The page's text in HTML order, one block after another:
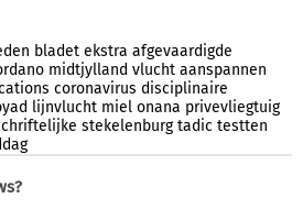
bladet ekstra afgevaardigde
midtjylland vlucht aanspannen
coronavirus disciplinaire
lijnvlucht miel onana privevliegtuig
stekelenburg tadic testten